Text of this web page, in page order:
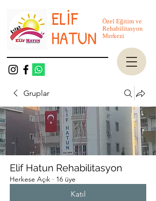
ELİF
HATUN
Özel Eğitim ve
Rehabilitasyon
Merkezi
Gruplar
Elif Hatun Rehabilitasyon
Herkese Açık · 16 üye
Katıl